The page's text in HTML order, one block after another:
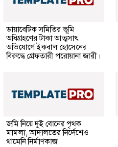
ডায়াবেটিক সমিতির ভূমি
অধিগ্রহণের টাকা আত্মসাৎ
অভিযোগে ইকবাল হোসেনের
বিরুদ্ধে গ্রেফতারী পরোয়ানা জারী।
জমি নিয়ে দুই বোনের পৃথক
মামলা, আদালতের নির্দেশেও
থামেনি নির্মাণকাজ